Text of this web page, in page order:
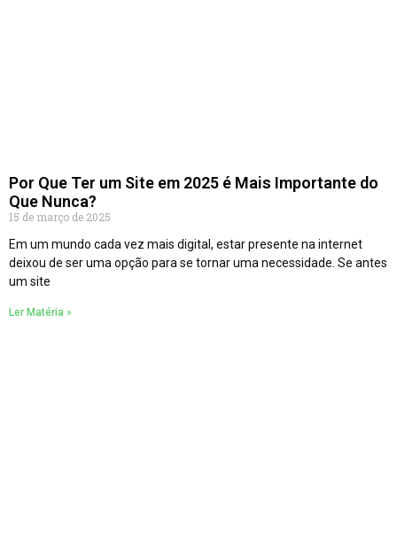
Por Que Ter um Site em 2025 é Mais Importante do
Que Nunca?
15 de março de 2025
Em um mundo cada vez mais digital, estar presente na internet
deixou de ser uma opção para se tornar uma necessidade. Se antes
um site
Ler Matéria »